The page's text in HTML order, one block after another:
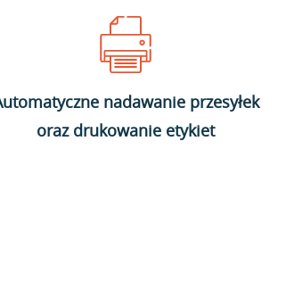
nadawanie przesyłek
oraz drukowanie etykiet